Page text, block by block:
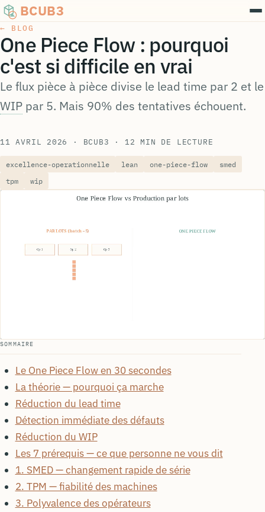
BCUB3
← BLOG
One Piece Flow : pourquoi
c'est si difficile en vrai
Le flux pièce à pièce divise le lead time par 2 et le
WIP par 5. Mais 90% des tentatives échouent.
11 AVRIL 2026 · BCUB3 · 12 MIN DE LECTURE
excellence-operationnelle lean one-piece-flow
smed
tpm
wip
SOMMAIRE
Le One Piece Flow en 30 secondes
La théorie — pourquoi ça marche
Réduction du lead time
Détection immédiate des défauts
Réduction du WIP
Les 7 prérequis — ce que personne ne vous dit
1. SMED — changement rapide de série
2. TPM — fiabilité des machines
3. Polyvalence des opérateurs